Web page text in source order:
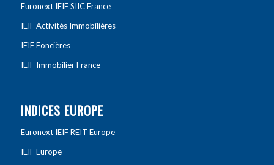
Euronext IEIF SIIC France
IEIF Activités Immobilières
IEIF Foncières
IEIF Immobilier France
INDICES EUROPE
Euronext IEIF REIT Europe
IEIF Europe